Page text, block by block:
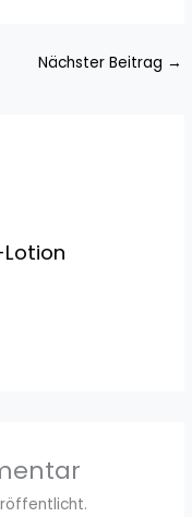
Nächster Beitrag →